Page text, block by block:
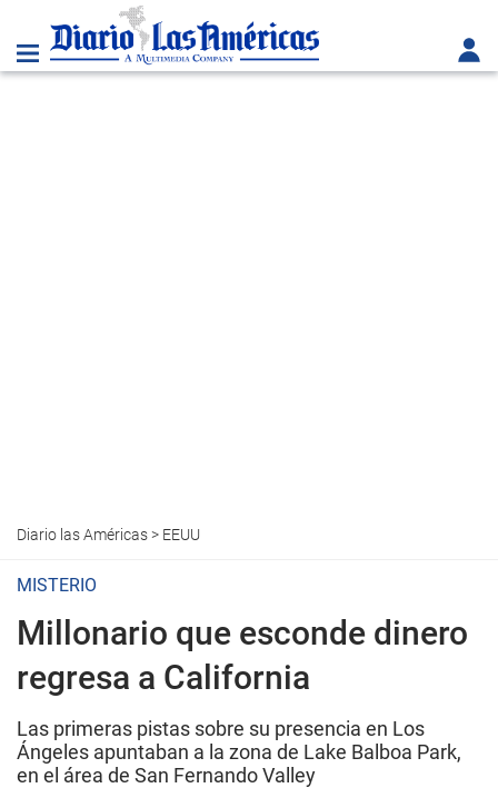
Diario las Américas> EEUU
MISTERIO
Millonario que esconde dinero
regresa a California
Las primeras pistas sobre su presencia en Los
Ángeles apuntaban a la zona de Lake Balboa Park,
en el área de San Fernando Valley